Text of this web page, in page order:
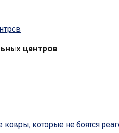
центров